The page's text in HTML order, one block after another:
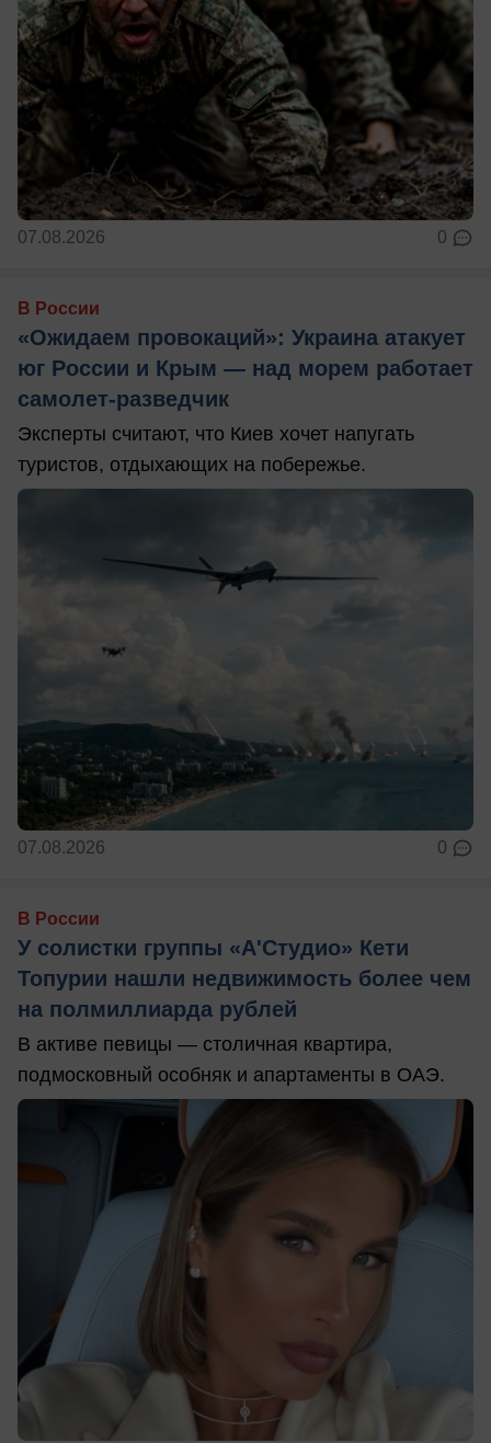
07.08.2026 0
В России
«Ожидаем провокаций»: Украина атакует
юг России и Крым — над морем работает
самолет-разведчик
Эксперты считают, что Киев хочет напугать
туристов, отдыхающих на побережье.
07.08.2026 0
В России
У солистки группы «А'Студио» Кети
Топурии нашли недвижимость более чем
на полмиллиарда рублей
В активе певицы — столичная квартира,
подмосковный особняк и апартаменты в ОАЭ.